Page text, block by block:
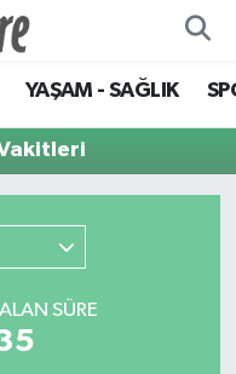
YAŞAM - SAĞLIK
SÜRE